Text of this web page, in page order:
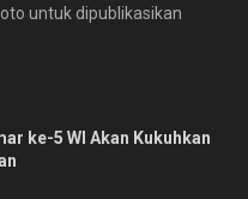
untuk dipublikasikan
ke-5 WI Akan Kukuhkan